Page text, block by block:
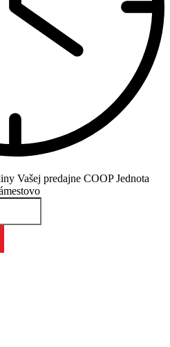
Vašej predajne COOP Jednota